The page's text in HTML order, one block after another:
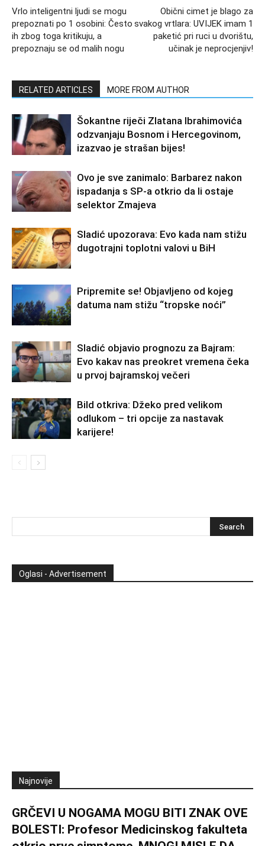
Vrlo inteligentni ljudi se mogu
prepoznati po 1 osobini: Često
ih zbog toga kritikuju, a
prepoznaju se od malih nogu
Obični cimet je blago za
svakog vrtlara: UVIJEK imam 1
paketić pri ruci u dvorištu,
učinak je neprocjenjiv!
RELATED ARTICLES MORE FROM AUTHOR
Šokantne riječi Zlatana Ibrahimovića
odzvanjaju Bosnom i Hercegovinom,
izazvao je strašan bijes!
Ovo je sve zanimalo: Barbarez nakon
ispadanja s SP-a otkrio da li ostaje
selektor Zmajeva
Sladić upozorava: Evo kada nam stižu
dugotrajni toplotni valovi u BiH
Pripremite se! Objavljeno od kojeg
datuma nam stižu “tropske noći”
Sladić objavio prognozu za Bajram:
Evo kakav nas preokret vremena čeka
u prvoj bajramskoj večeri
Bild otkriva: Džeko pred velikom
odlukom – tri opcije za nastavak
karijere!
Oglasi - Advertisement
Najnovije
GRČEVI U NOGAMA MOGU BITI ZNAK OVE
BOLESTI: Profesor Medicinskog fakulteta